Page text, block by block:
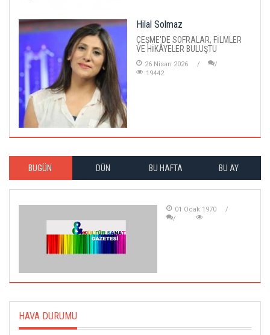
Hilal Solmaz
ÇEŞME'DE SOFRALAR, FİLMLER
VE HİKÂYELER BULUŞTU
26 Nisan 2026
19442
BUGÜN DÜN BU HAFTA BU AY
01 Ocak 1970
HAVA DURUMU